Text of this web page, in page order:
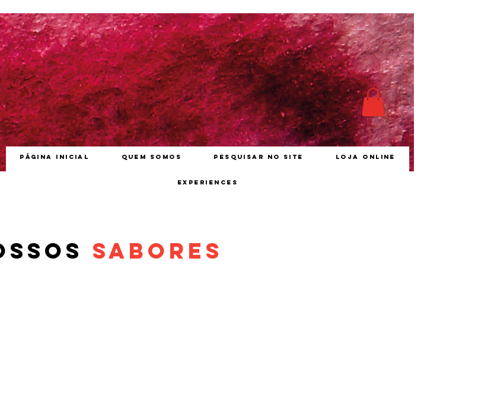
Página inicial Quem somos Pesquisar no site Loja online
Experiences
Sabores